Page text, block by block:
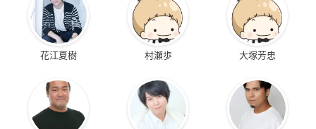
花江夏樹 村瀬歩 大塚芳忠